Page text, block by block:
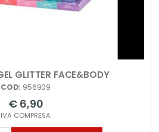
GLITTER FACE&BODY
COD: 956909
€ 6,90
IVA COMPRESA